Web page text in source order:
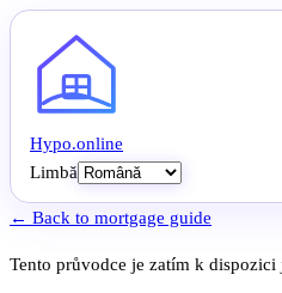
Hypo.online
Limbă
← Back to mortgage guide
Tento průvodce je zatím k dispozici